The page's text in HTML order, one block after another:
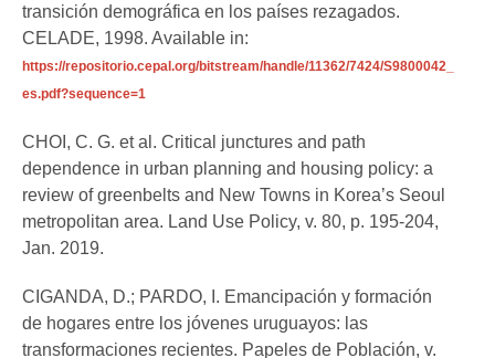
transición demográfica en los países rezagados.
CELADE, 1998. Available in:
https://repositorio.cepal.org/bitstream/handle/11362/7424/S9800042_
es.pdf?sequence=1
CHOI, C. G. et al. Critical junctures and path
dependence in urban planning and housing policy: a
review of greenbelts and New Towns in Korea’s Seoul
metropolitan area. Land Use Policy, v. 80, p. 195-204,
Jan. 2019.
CIGANDA, D.; PARDO, I. Emancipación y formación
de hogares entre los jóvenes uruguayos: las
transformaciones recientes. Papeles de Población, v.